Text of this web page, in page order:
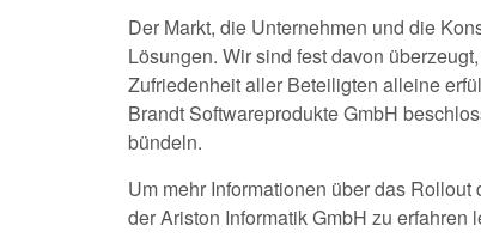
Der Markt, die Unternehmen und die
Lösungen. Wir sind fest davon
Zufriedenheit aller Beteiligten alleine
Brandt Softwareprodukte GmbH
bündeln.
Um mehr Informationen über das
der Ariston Informatik GmbH zu erfahren